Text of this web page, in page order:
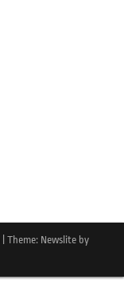
Theme: Newslite by